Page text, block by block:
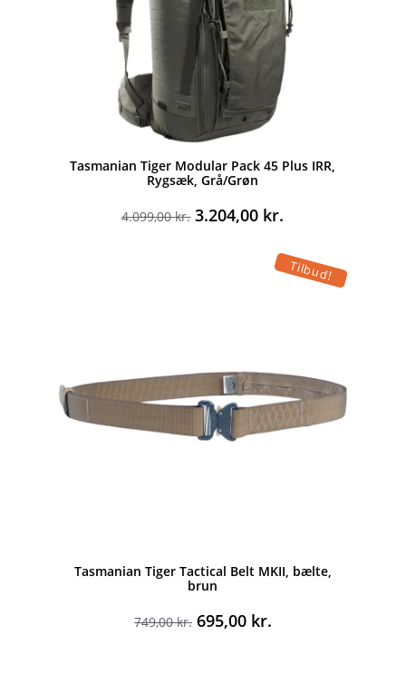
Tasmanian Tiger Modular Pack 45 Plus IRR,
Rygsæk, Grå/Grøn
4.099,00kr. Den
3.204,00 kr.
pris
er:
3.204,00 kr..
Tilbud!
Tasmanian Tiger Tactical Belt MKII, bælte,
brun
749,00kr. Den
695,00 kr.Den